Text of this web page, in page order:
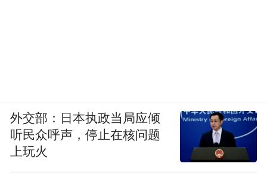
外交部：日本执政当局应倾
听民众呼声，停止在核问题
上玩火